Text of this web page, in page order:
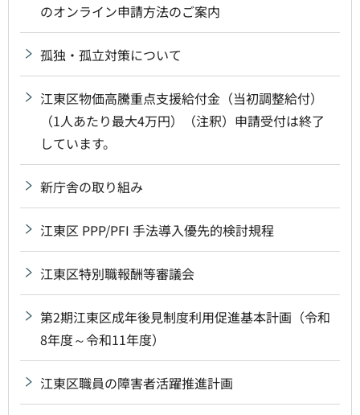
のオンライン申請方法のご案内
孤独・孤立対策について
江東区物価高騰重点支援給付金（当初調整給付）
（1人あたり最大4万円）（注釈）申請受付は終了
しています。
新庁舎の取り組み
江東区 PPP/PFI 手法導入優先的検討規程
江東区特別職報酬等審議会
第2期江東区成年後見制度利用促進基本計画（令和
8年度～令和11年度）
江東区職員の障害者活躍推進計画